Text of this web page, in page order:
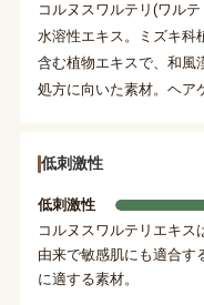
コルヌスワルテリ(ワル
水溶性エキス。ミズキ科
含む植物エキスで、和風
処方に向いた素材。ヘア
低刺激性
低刺激性
コルヌスワルテリエキス
由来で敏感肌にも適合す
に適する素材。